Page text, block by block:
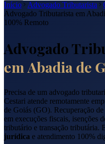
Início Advogado Tributarista
Advogado Tributarista em
100% Remoto
Advogado
em Abadia de
Precisa de um advogado
Cestari atende remotamente
de Goiás (GO). Recuperação
em execuções fiscais, isenções
tributário e transação tributária.
jurídica e atendimento 100%